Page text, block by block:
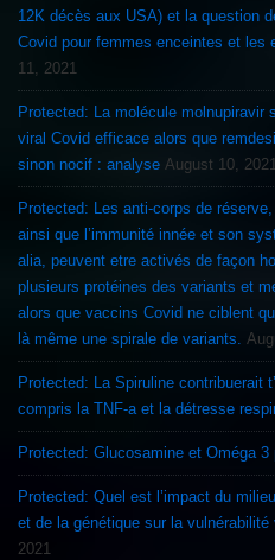
12K décès aux USA) et la question
Covid pour femmes enceintes et les
11, 2021
Protected: La molécule molnupiravir
viral Covid efficace alors que
sinon nocif : analyse August 10, 2021
Protected: Les anti-corps de réserve, le système CD 4 et CD 8 T-cells
ainsi que l’immunité innée et son
alia, peuvent etre activés de façon
plusieurs protéines des variants et
alors que vaccins Covid ne ciblent
là même une spirale de variants.
Protected: La Spiruline contribuerait
compris la TNF-a et la détresse
Protected: Glucosamine et Oméga 3
Protected: Quel est l’impact du
et de la génétique sur la
2021